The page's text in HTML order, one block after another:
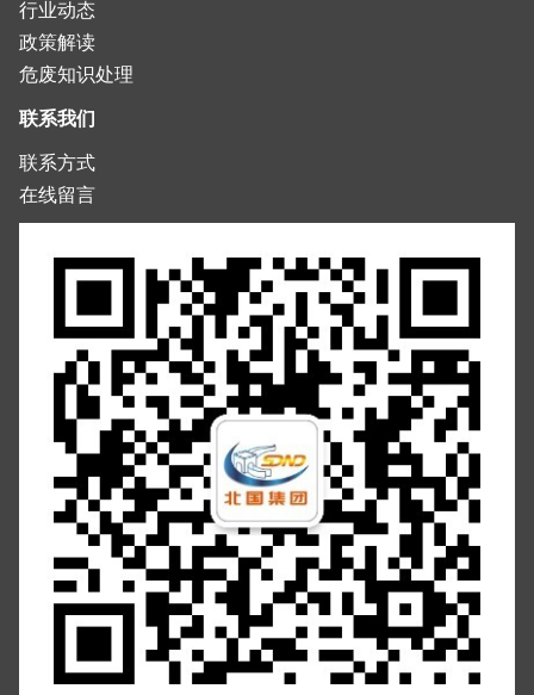
行业动态
政策解读
危废知识处理
联系我们
联系方式
在线留言